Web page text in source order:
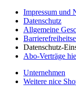
Impressum und
Datenschutz
Allgemeine
Datenschutz-
Abo-Verträge
Unternehmen
Weitere nice